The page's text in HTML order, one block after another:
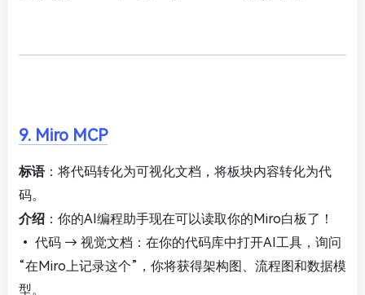
9. Miro MCP
标语：将代码转化为可视化文档，将板块内容转化为代
码。
介绍 ：你的AI编程助手现在可以读取你的Miro白板了！
• 代码 → 视觉文档：在你的代码库中打开AI工具，询问
“在Miro上记录这个”，你将获得架构图、流程图和数据模
型。